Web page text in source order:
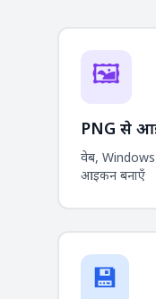
🖼️
PNG से
वेब,
आइकन बनाएँ
💾